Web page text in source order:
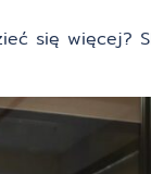
się więcej?